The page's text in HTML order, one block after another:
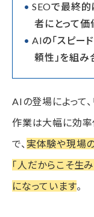
SEOで最終的
者にとって価
AIの「スピー
頼性」を組
AIの登場によって
作業は大幅に効率
で、 実体験や現場
「人だからこそ生
になっています。